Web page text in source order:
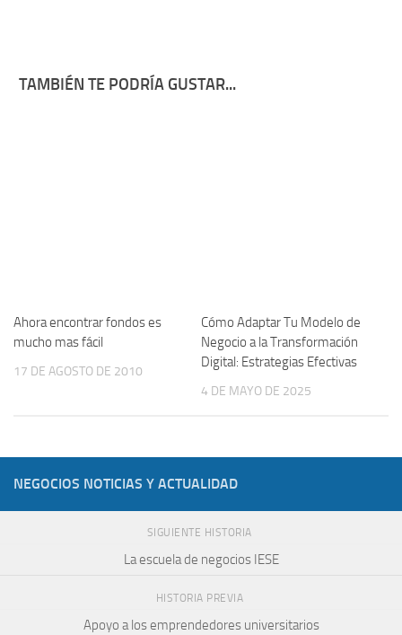
TAMBIÉN TE PODRÍA GUSTAR...
Ahora encontrar fondos es
mucho mas fácil
17 DE AGOSTO DE 2010
Cómo Adaptar Tu Modelo de
Negocio a la Transformación
Digital: Estrategias Efectivas
4 DE MAYO DE 2025
NEGOCIOS NOTICIAS Y ACTUALIDAD
SIGUIENTE HISTORIA
La escuela de negocios IESE
HISTORIA PREVIA
Apoyo a los emprendedores universitarios